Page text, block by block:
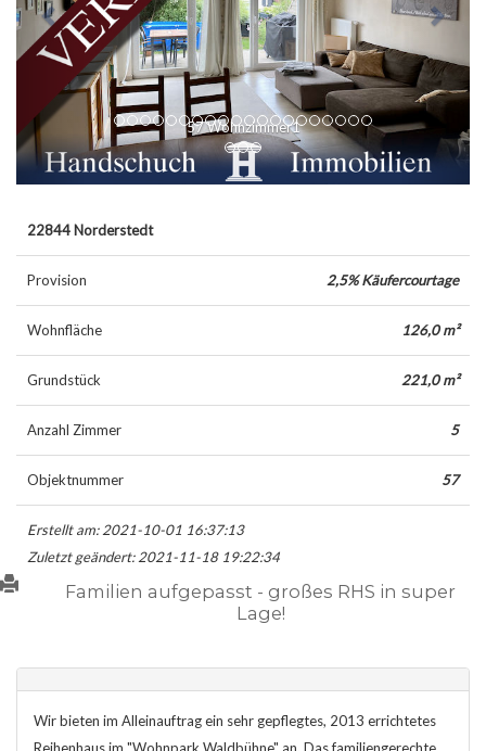
57 Wohnzimmer1
22844 Norderstedt
Provision 2,5% Käufercourtage
Wohnfläche 126,0 m²
Grundstück 221,0 m²
Anzahl Zimmer 5
Objektnummer 57
Erstellt am: 2021-10-01 16:37:13
Zuletzt geändert: 2021-11-18 19:22:34
Familien aufgepasst - großes RHS in super
Lage!
Wir bieten im Alleinauftrag ein sehr gepflegtes, 2013 errichtetes